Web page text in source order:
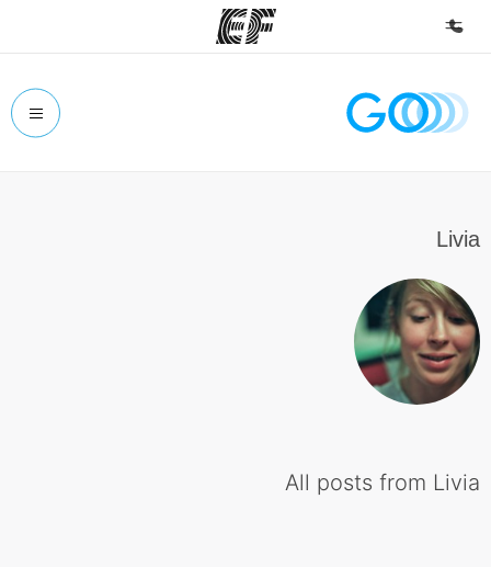
الصفحة الرئيسية
أعثر على مكتب قريب منك
نبذة عنا
من نحن
Livia
All posts from Livia